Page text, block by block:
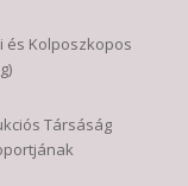
és Kolposzkopos
Társáság